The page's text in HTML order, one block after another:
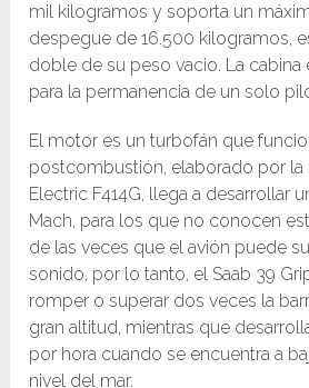
mil kilogramos y soporta un
despegue de 16.500 kilogramos,
doble de su peso vacio. La cabina
para la permanencia de un solo
El motor es un turbofán que
postcombustión, elaborado por la
Electric F414G, llega a desarrollar
Mach, para los que no conocen
de las veces que el avión puede
sonido, por lo tanto, el Saab 39
romper o superar dos veces la
gran altitud, mientras que
por hora cuando se encuentra a
nivel del mar.